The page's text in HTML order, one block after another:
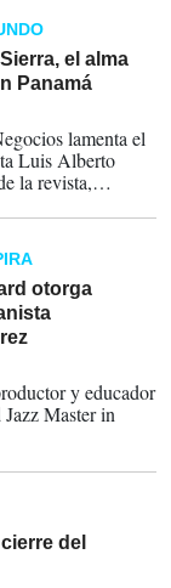
el alma
Panamá
lamenta el
Luis Alberto
la revista,
y amigo.
otorga
y educador
Master in
del